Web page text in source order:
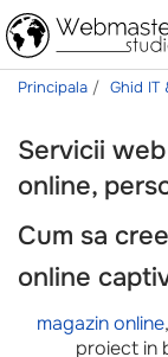
Principala Ghid IT
Servicii
online,
Cum sa
online
magazin online
proiect in